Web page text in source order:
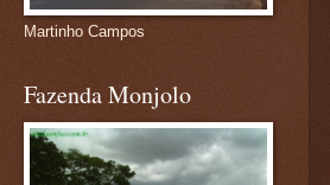
Martinho Campos
Fazenda Monjolo